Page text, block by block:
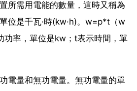
所需用電能的數量，這時又稱為
位是千瓦·時(kw·h)。w=p*t（w
功率，單位是kw；t表示時間，單
電量和無功電量。無功電量的單